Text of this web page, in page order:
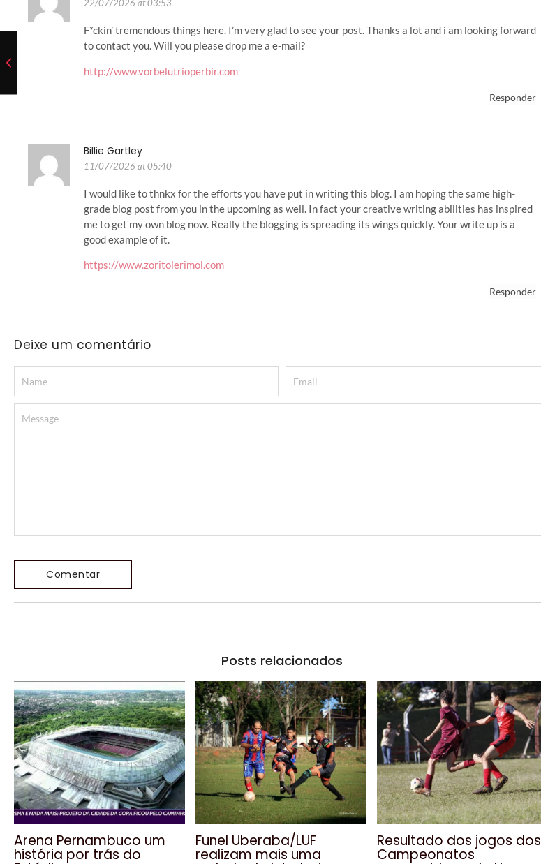
22/07/2026 at 03:53
F*ckin’ tremendous things here. I’m very glad to see your post. Thanks a lot and i am looking forward
to contact you. Will you please drop me a e-mail?
http://www.vorbelutrioperbir.com
Responder
Billie Gartley
11/07/2026 at 05:40
I would like to thnkx for the efforts you have put in writing this blog. I am hoping the same high-
grade blog post from you in the upcoming as well. In fact your creative writing abilities has inspired
me to get my own blog now. Really the blogging is spreading its wings quickly. Your write up is a
good example of it.
https://www.zoritolerimol.com
Responder
Deixe um comentário
Posts relacionados
Arena Pernambuco um
história por trás do
Funel Uberaba/LUF
realizam mais uma
Resultado dos jogos dos
Campeonatos